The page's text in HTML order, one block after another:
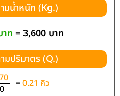
มน้ำหนัก (Kg.)
ท = 3,600 บาท
มปริมาตร (Q.)
=0.21 คิว